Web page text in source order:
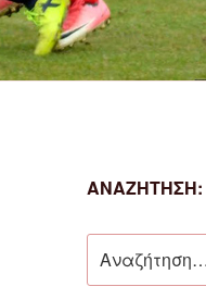
ΑΝΑΖΉΤΗΣΗ:
για: